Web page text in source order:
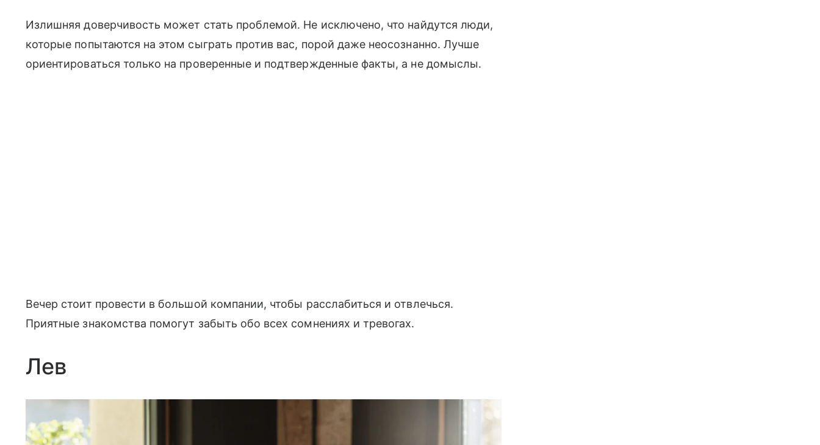
Излишняя доверчивость может стать проблемой. Не исключено, что найдутся люди,
которые попытаются на этом сыграть против вас, порой даже неосознанно. Лучше
ориентироваться только на проверенные и подтвержденные факты, а не домыслы.
Вечер стоит провести в большой компании, чтобы расслабиться и отвлечься.
Приятные знакомства помогут забыть обо всех сомнениях и тревогах.
Лев